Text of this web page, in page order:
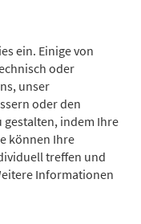
ein. Einige von
oder
unser
oder den
indem Ihre
können Ihre
treffen und
Informationen
gemeinsam mit
wir voll im Team
dem es regelmäßiges
Zusätzlich nahm sich
dem ich mehr über
und in dem sie mir
für die Metzler
Themen und
Wer allerdings